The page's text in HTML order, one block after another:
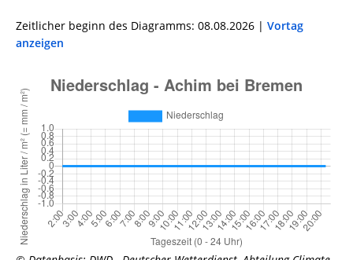
Zeitlicher beginn des Diagramms: 08.08.2026 | Vortag
anzeigen